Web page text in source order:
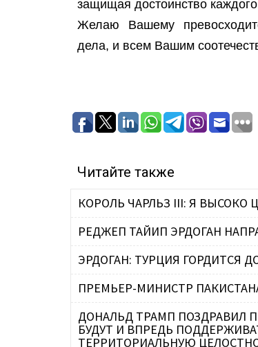
защищая достоинство
Желаю Вашему
дела, и всем Вашим
Читайте также
КОРОЛЬ ЧАРЛЬЗ III: Я
РЕДЖЕП ТАЙИП ЭРДОГАН
ЭРДОГАН: ТУРЦИЯ ГОРДИТСЯ
ПРЕМЬЕР-МИНИСТР
ДОНАЛЬД ТРАМП ПОЗДРАВИЛ
БУДУТ И ВПРЕДЬ
ТЕРРИТОРИАЛЬНУЮ